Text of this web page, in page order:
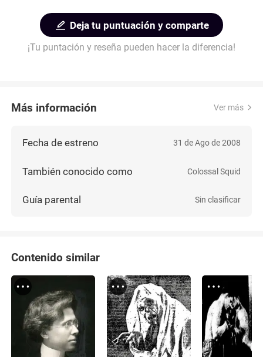
Deja tu puntuación y comparte
¡Tu puntación y reseña pueden hacer la diferencia!
Más información Ver más
Fecha de estreno 31 de Ago de 2008
También conocido como Colossal Squid
Guía parental Sin clasificar
Contenido similar